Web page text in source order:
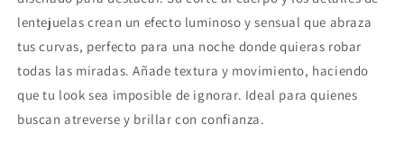
lentejuelas crean un efecto luminoso y sensual que abraza
tus curvas, perfecto para una noche donde quieras robar
todas las miradas. Añade textura y movimiento, haciendo
que tu look sea imposible de ignorar. Ideal para quienes
buscan atreverse y brillar con confianza.